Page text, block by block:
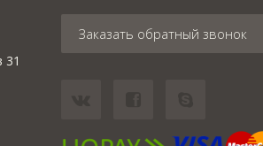
31
Заказать обратный звонок